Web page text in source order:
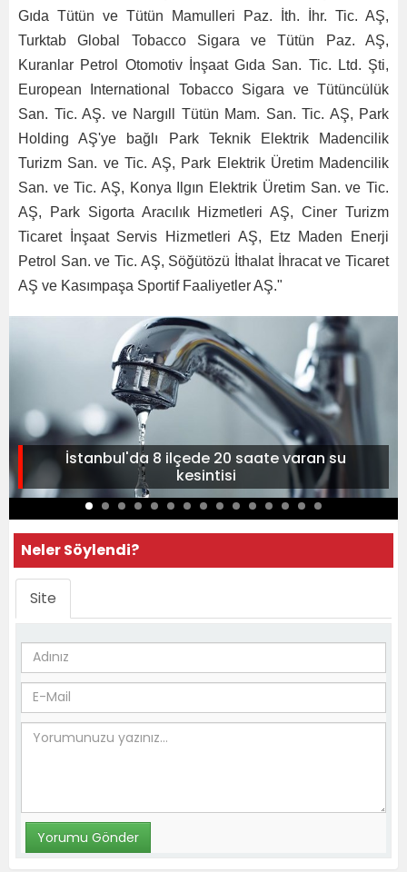
Gıda Tütün ve Tütün Mamulleri Paz. İth. İhr. Tic. AŞ,
Turktab Global Tobacco Sigara ve Tütün Paz. AŞ,
Kuranlar Petrol Otomotiv İnşaat Gıda San. Tic. Ltd. Şti,
European International Tobacco Sigara ve Tütüncülük
San. Tic. AŞ. ve Nargıll Tütün Mam. San. Tic. AŞ, Park
Holding AŞ'ye bağlı Park Teknik Elektrik Madencilik
Turizm San. ve Tic. AŞ, Park Elektrik Üretim Madencilik
San. ve Tic. AŞ, Konya Ilgın Elektrik Üretim San. ve Tic.
AŞ, Park Sigorta Aracılık Hizmetleri AŞ, Ciner Turizm
Ticaret İnşaat Servis Hizmetleri AŞ, Etz Maden Enerji
Petrol San. ve Tic. AŞ, Söğütözü İthalat İhracat ve Ticaret
AŞ ve Kasımpaşa Sportif Faaliyetler AŞ."
İstanbul'da 8 ilçede 20 saate varan su
kesintisi
Neler Söylendi?
Site